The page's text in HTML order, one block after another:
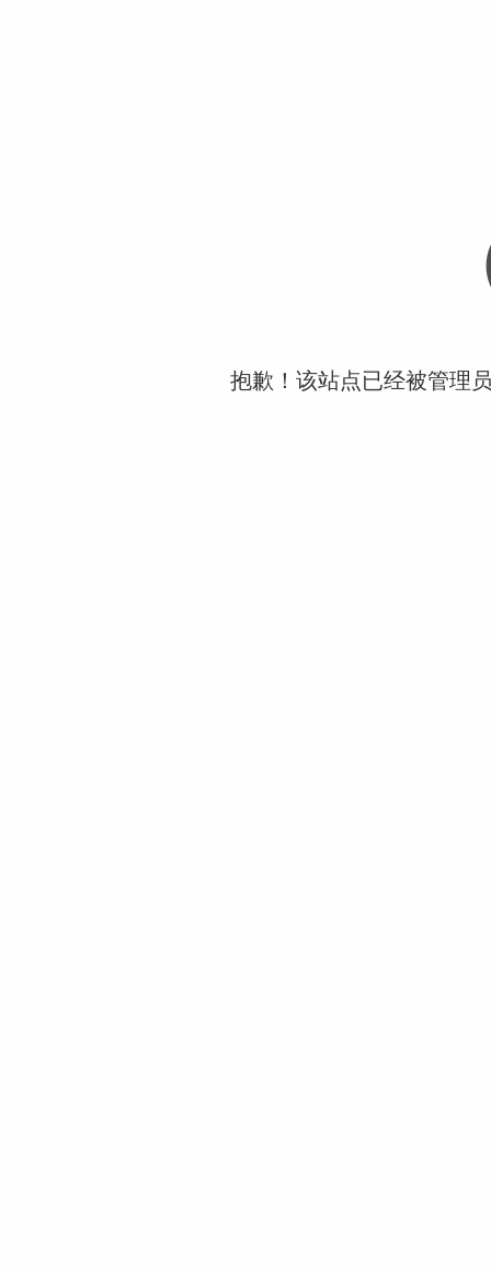
抱歉！该站点已经被管理